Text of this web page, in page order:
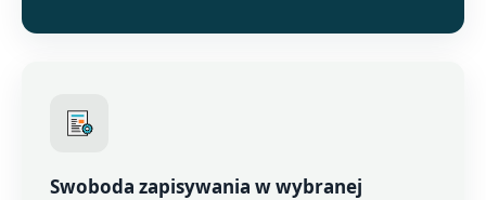
Swoboda zapisywania w wybranej